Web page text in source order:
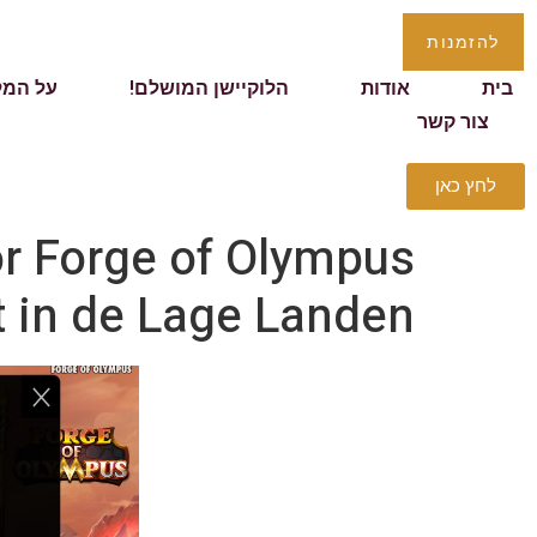
להזמנות
בית אודות הלוקיישן המושלם!
על
צור קשר
לחץ כאן
Forge of Olympus
in de Lage Landen